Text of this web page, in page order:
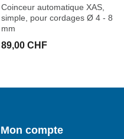
Coinceur automatique XAS,
simple, pour cordages Ø 4 - 8
mm
89,00 CHF
Mon compte